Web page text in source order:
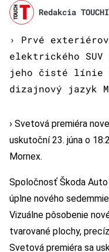
Redakcia
› Prvé
elektrického
jeho čisté línie
dizajnový jazyk
› Svetová premiéra
uskutoční 23. júna o
Mornex.
Spoločnosť Škoda
úplne nového
Vizuálne pôsobenie
tvarované plochy,
Svetová premiéra sa